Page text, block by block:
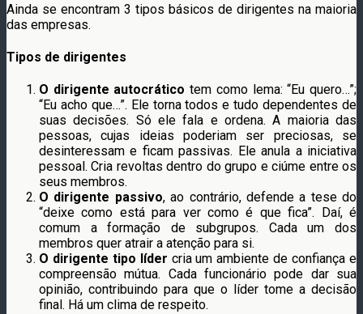
Ainda se encontram 3 tipos básicos de dirigentes na maioria
das empresas.
Tipos de dirigentes
O dirigente autocrático tem como lema: “Eu quero…”;
“Eu acho que…”. Ele torna todos e tudo dependentes de
suas decisões. Só ele fala e ordena. A maioria das
pessoas, cujas ideias poderiam ser preciosas, se
desinteressam e ficam passivas. Ele anula a iniciativa
pessoal. Cria revoltas dentro do grupo e ciúme entre os
seus membros.
O dirigente passivo, ao contrário, defende a tese do
“deixe como está para ver como é que fica”. Daí, é
comum a formação de subgrupos. Cada um dos
membros quer atrair a atenção para si.
O dirigente tipo líder cria um ambiente de confiança e
compreensão mútua. Cada funcionário pode dar sua
opinião, contribuindo para que o líder tome a decisão
final. Há um clima de respeito.